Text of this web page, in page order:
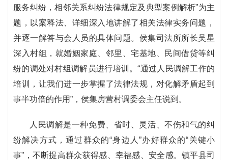
服务纠纷，相邻关系纠纷法律规定及典型案例解析”为主
题，以案释法、详细深入地讲解了相关法律实务问题，
并逐一解答与会人员的具体问题。侯集司法所所长吴星
深入村组，就婚姻家庭、邻里、宅基地、民间借贷等纠
纷的调处对村组调解员进行培训。“通过人民调解工作的
培训，让我们进一步掌握了法律法规，对化解矛盾起到
事半功倍的作用”，侯集房营村调委会主任说到。
人民调解是一种免费、省时、灵活、不伤和气的纠
纷解决方式，通过群众的“身边人”办好群众的“关键小
事”，不断提高群众获得感、幸福感、安全感。镇平县司